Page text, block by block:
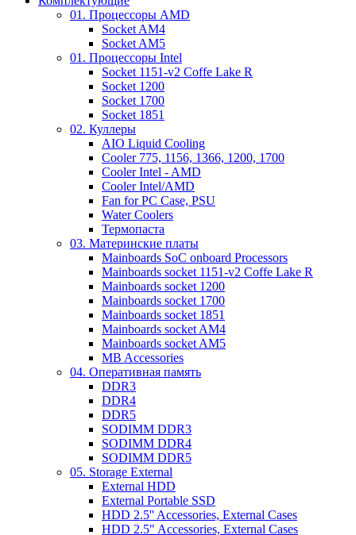
01. Процессоры AMD
Socket AM4
Socket AM5
01. Процессоры Intel
Socket 1151-v2 Coffe Lake R
Socket 1200
Socket 1700
Socket 1851
02. Куллеры
AIO Liquid Cooling
Cooler 775, 1156, 1366, 1200, 1700
Cooler Intel - AMD
Cooler Intel/AMD
Fan for PC Case, PSU
Water Coolers
Термопаста
03. Материнские платы
Mainboards SoC onboard Processors
Mainboards socket 1151-v2 Coffe Lake R
Mainboards socket 1200
Mainboards socket 1700
Mainboards socket 1851
Mainboards socket AM4
Mainboards socket AM5
MB Accessories
04. Оперативная память
DDR3
DDR4
DDR5
SODIMM DDR3
SODIMM DDR4
SODIMM DDR5
05. Storage External
External HDD
External Portable SSD
HDD 2.5'' Accessories, External Cases
HDD 2.5" Accessories, External Cases